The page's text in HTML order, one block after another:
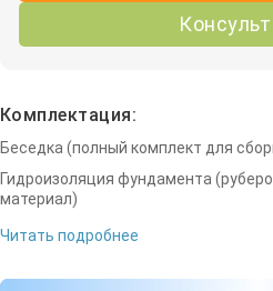
Комплектация:
Беседка (полный комплект для
Гидроизоляция фундамента
материал)
Читать подробнее